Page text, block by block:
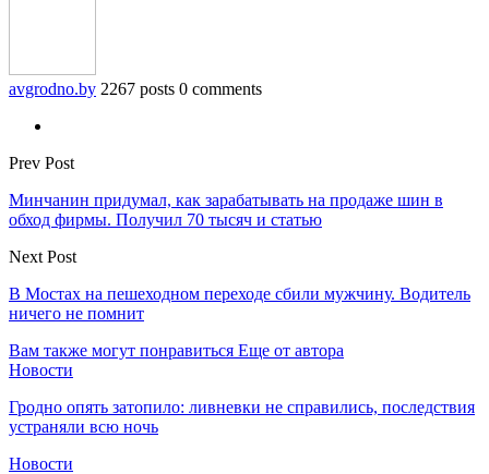
avgrodno.by 2267 posts 0 comments
Prev Post
Минчанин придумал, как зарабатывать на продаже шин в
обход фирмы. Получил 70 тысяч и статью
Next Post
В Мостах на пешеходном переходе сбили мужчину. Водитель
ничего не помнит
Вам также могут понравиться Еще от автора
Новости
Гродно опять затопило: ливневки не справились, последствия
устраняли всю ночь
Новости